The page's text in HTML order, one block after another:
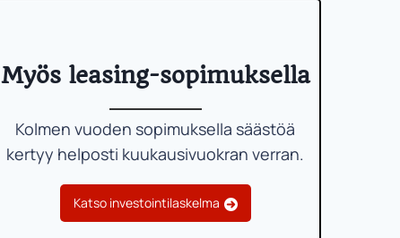
Myös leasing-sopimuksella
Kolmen vuoden sopimuksella säästöä
kertyy helposti kuukausivuokran verran.
Katso investointilaskelma